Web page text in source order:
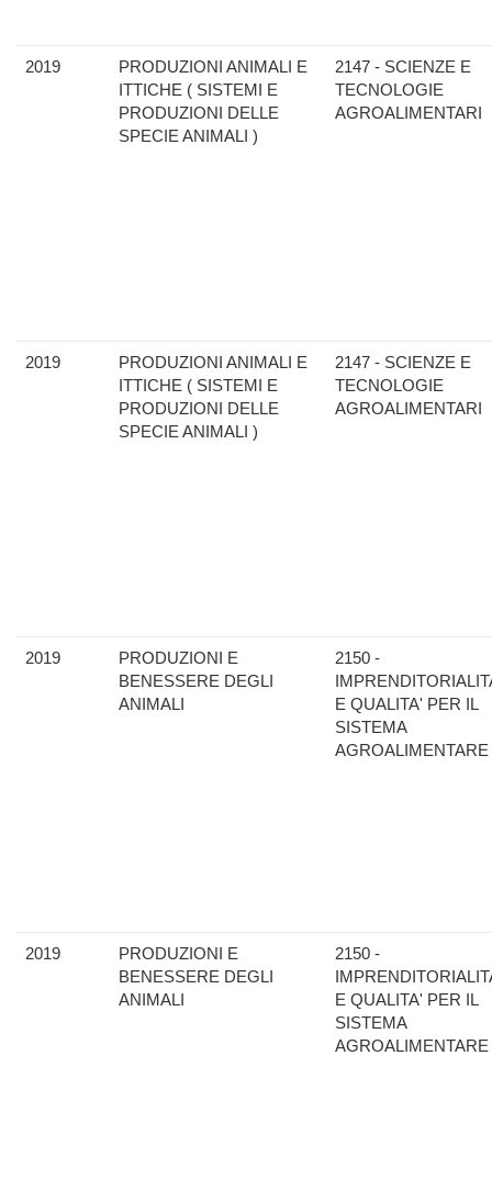
2019
PRODUZIONI ANIMALI E
ITTICHE ( SISTEMI E
PRODUZIONI DELLE
SPECIE ANIMALI )
2147 - SCIENZE E
TECNOLOGIE
AGROALIMENTARI
2019
PRODUZIONI ANIMALI E
ITTICHE ( SISTEMI E
PRODUZIONI DELLE
SPECIE ANIMALI )
2147 - SCIENZE E
TECNOLOGIE
AGROALIMENTARI
2019
PRODUZIONI E
BENESSERE DEGLI
ANIMALI
2150 -
E QUALITA' PER IL
SISTEMA
AGROALIMENTARE
2019
PRODUZIONI E
BENESSERE DEGLI
ANIMALI
2150 -
E QUALITA' PER IL
SISTEMA
AGROALIMENTARE